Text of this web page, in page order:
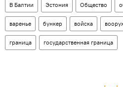
В Балтии Эстония Общество
варенье бункер войска
граница государственная граница